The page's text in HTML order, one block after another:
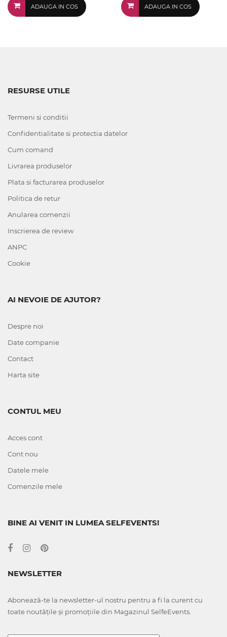
ADAUGA IN COS ADAUGA IN COS
RESURSE UTILE
Termeni si conditii
Confidentialitate si protectia datelor
Cum comand
Livrarea produselor
Plata si facturarea produselor
Politica de retur
Anularea comenzii
Inscrierea de review
ANPC
Cookie
AI NEVOIE DE AJUTOR?
Despre noi
Date companie
Contact
Harta site
CONTUL MEU
Acces cont
Cont nou
Datele mele
Comenzile mele
BINE AI VENIT IN LUMEA SELFEVENTS!
NEWSLETTER
Abonează-te la newsletter-ul nostru pentru a fi la curent cu
toate noutățile și promoțiile din Magazinul SelfeEvents.